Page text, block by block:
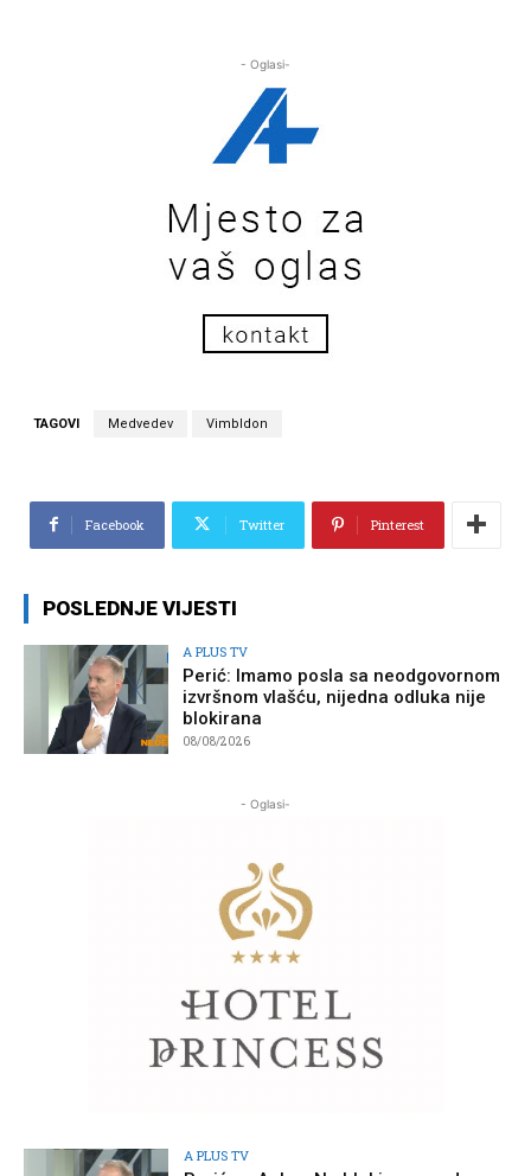
- Oglasi-
TAGOVI Medvedev Vimbldon
Facebook Twitter Pinterest
POSLEDNJE VIJESTI
A PLUS TV
Perić: Imamo posla sa neodgovornom
izvršnom vlašću, nijedna odluka nije
blokirana
08/08/2026
- Oglasi-
A PLUS TV